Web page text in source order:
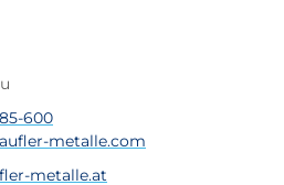
600
metalle.com
metalle.at